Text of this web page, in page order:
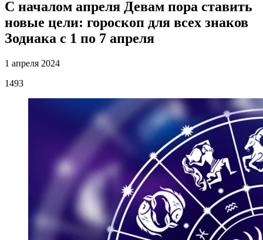
С началом апреля Девам пора ставить
новые цели: гороскоп для всех знаков
Зодиака с 1 по 7 апреля
1 апреля 2024
1493